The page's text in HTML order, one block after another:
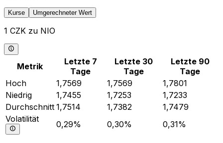
Kurse Umgerechneter Wert
1 CZK zu NIO
Metrik
Letzte 7
Tage
Letzte 30
Tage
Letzte 90
Tage
Hoch
1,7569 1,7569
1,7801
Niedrig
1,7455 1,7253
1,7233
Durchschnitt 1,7514 1,7382
1,7479
Volatilität
0,29% 0,30% 0,31%